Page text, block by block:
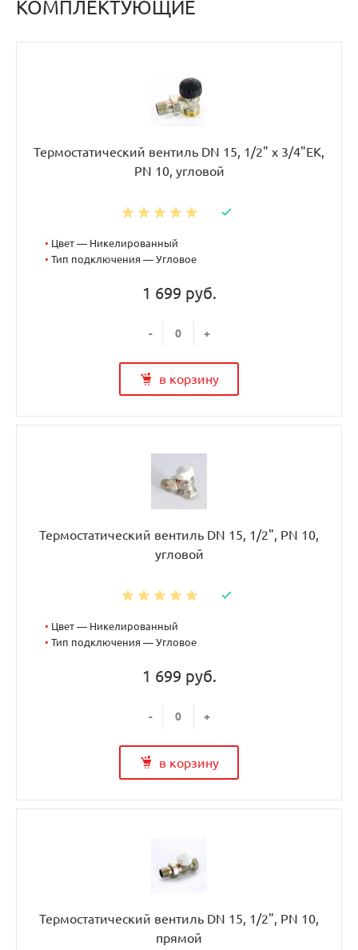
КОМПЛЕКТУЮЩИЕ
Термостатический вентиль DN 15, 1/2" х 3/4"EK,
PN 10, угловой
• Цвет — Никелированный
• Тип подключения — Угловое
1 699 руб.
- +
в корзину
Термостатический вентиль DN 15, 1/2", PN 10,
угловой
• Цвет — Никелированный
• Тип подключения — Угловое
1 699 руб.
- +
в корзину
Термостатический вентиль DN 15, 1/2", PN 10,
прямой